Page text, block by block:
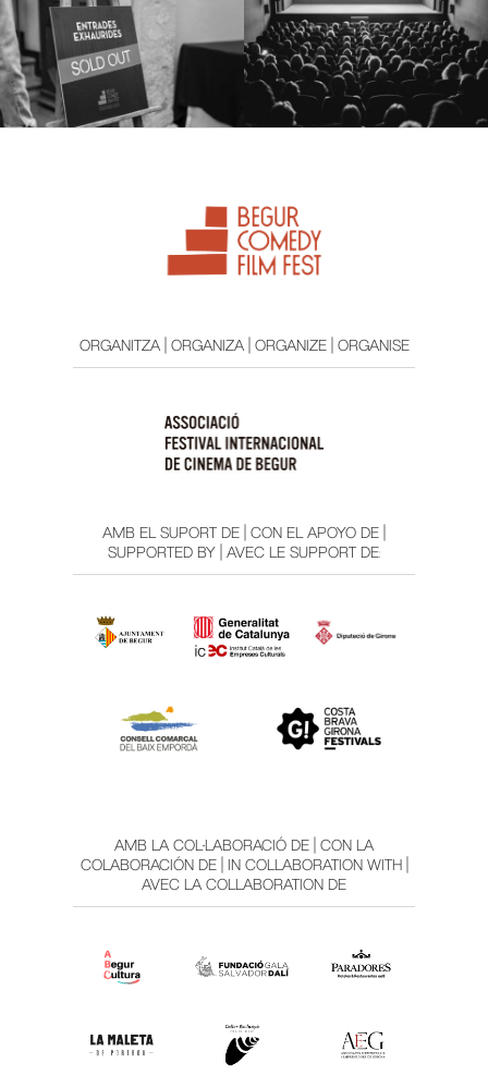
ORGANITZA | ORGANIZA | ORGANIZE | ORGANISE
AMB EL SUPORT DE | CON EL APOYO DE |
SUPPORTED BY | AVEC LE SUPPORT DE:
AMB LA COL·LABORACIÓ DE | CON LA
COLABORACIÓN DE | IN COLLABORATION WITH |
AVEC LA COLLABORATION DE